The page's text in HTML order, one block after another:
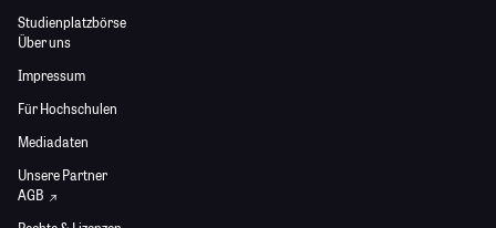
Studienplatzbörse
Über uns
Impressum
Für Hochschulen
Mediadaten
Unsere Partner
AGB